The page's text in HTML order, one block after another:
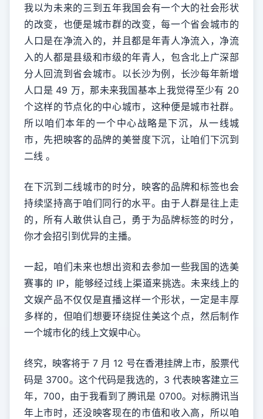
我以为未来的三到五年我国会有一个大的社会形状
的改变，也便是城市群的改变，每一个省会城市的
人口是在净流入的，并且都是年青人净流入，净流
入的人都是县级和市级的年青人，包含北上广深部
分人回流到省会城市。以长沙为例，长沙每年新增
人口是 49 万，那未来我国基本上我觉得至少有 20
个这样的节点化的中心城市，这种便是城市社群。
所以咱们本年的一个中心战略是下沉，从一线城
市，先把映客的品牌的美誉度下沉，让咱们下沉到
二线 。
在下沉到二线城市的时分，映客的品牌和标签也会
持续坚持高于咱们同行的水平。由于人群是往上走
的，所有人敢供认自己，勇于为品牌标签的时分，
你才会招引到优异的主播。
一起，咱们未来也想出资和去参加一些我国的选美
赛事的 IP，能够经过线上渠道来挑选。未来线上的
文娱产品不仅仅是直播这样一个形状，一定是丰厚
多样的，但咱们想要环绕捉住美这个点，然后制作
一个城市化的线上文娱中心。
终究，映客将于 7 月 12 号在香港挂牌上市，股票代
码是 3700。这个代码是我选的，3 代表映客建立三
年，700，由于我看到了腾讯是 0700。对标腾讯当
年上市时，还没映客现在的市值和收入高，所以咱